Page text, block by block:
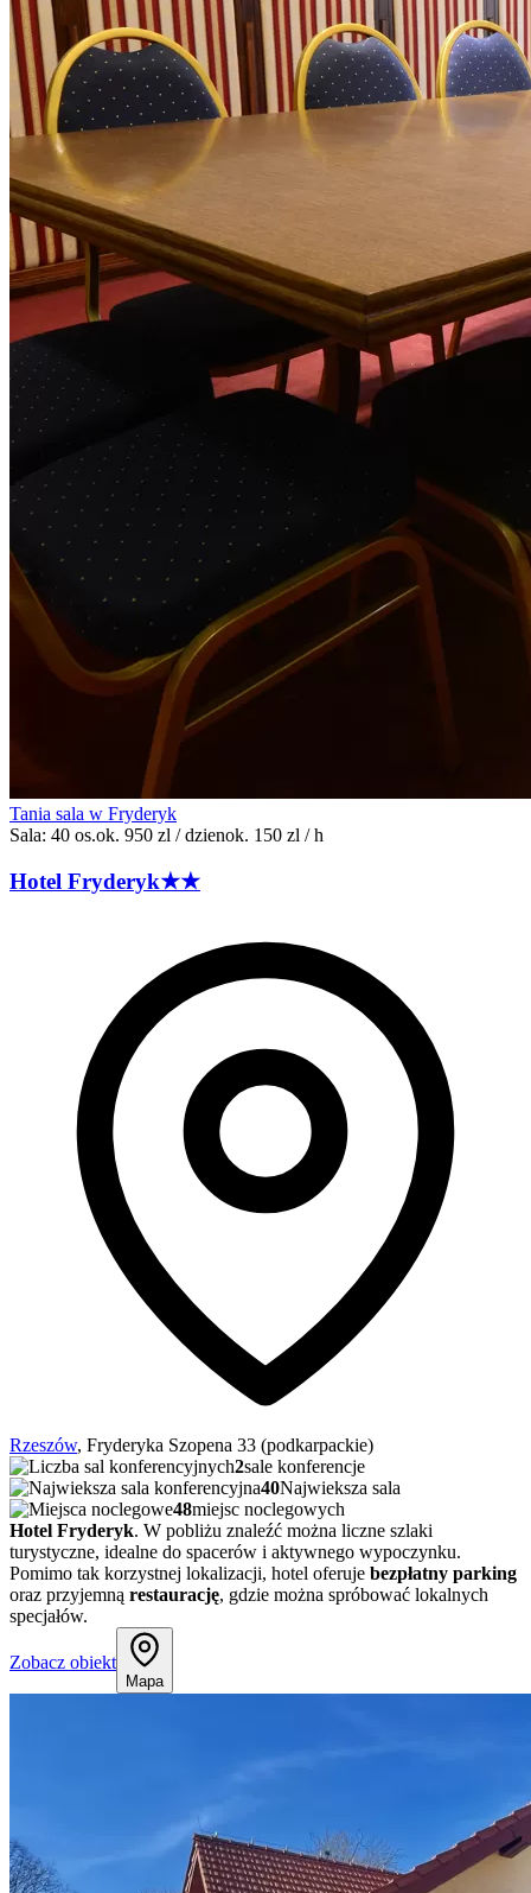
Tania sala w Fryderyk
Sala: 40 os.ok. 950 zl / dzienok. 150 zl / h
Hotel Fryderyk★★
Rzeszów, Fryderyka Szopena 33 (podkarpackie)
2sale konferencje
40Najwieksza sala
48miejsc noclegowych
Hotel Fryderyk. W pobliżu znaleźć można liczne szlaki
turystyczne, idealne do spacerów i aktywnego wypoczynku.
Pomimo tak korzystnej lokalizacji, hotel oferuje bezpłatny parking
oraz przyjemną restaurację, gdzie można spróbować lokalnych
specjałów.
Zobacz obiekt
Mapa